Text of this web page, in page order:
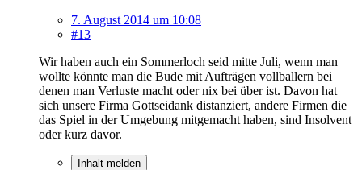
7. August 2014 um 10:08
#13
Wir haben auch ein Sommerloch seid mitte Juli, wenn man
wollte könnte man die Bude mit Aufträgen vollballern bei
denen man Verluste macht oder nix bei über ist. Davon hat
sich unsere Firma Gottseidank distanziert, andere Firmen die
das Spiel in der Umgebung mitgemacht haben, sind Insolvent
oder kurz davor.
Inhalt melden